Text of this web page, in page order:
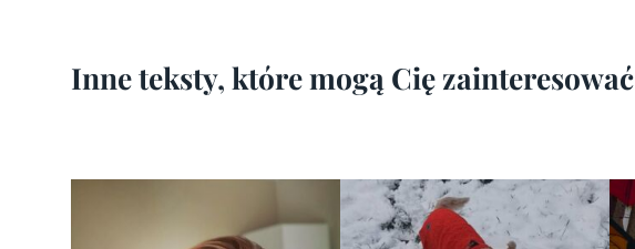
Inne teksty, które mogą Cię zainteresować